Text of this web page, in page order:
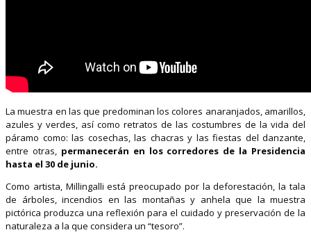
La muestra en las que predominan los colores anaranjados, amarillos,
azules y verdes, así como retratos de las costumbres de la vida del
páramo como: las cosechas, las chacras y las fiestas del danzante,
entre otras, permanecerán en los corredores de la Presidencia
hasta el 30 de junio.
Como artista, Millingalli está preocupado por la deforestación, la tala
de árboles, incendios en las montañas y anhela que la muestra
pictórica produzca una reflexión para el cuidado y preservación de la
naturaleza a la que considera un “tesoro”.